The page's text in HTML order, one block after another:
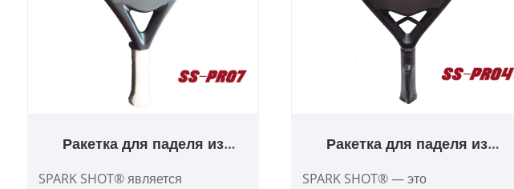
Ракетка для паделя из
SPARK SHOT® является
Ракетка для паделя из
умным мостом
SPARK SHOT® — это